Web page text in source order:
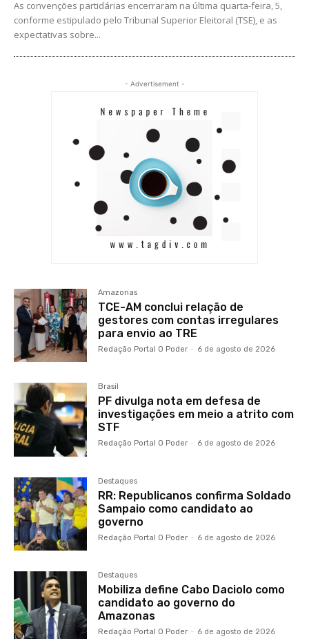
As convenções partidárias encerraram na última quarta-feira, 5,
conforme estipulado pelo Tribunal Superior Eleitoral (TSE), e as
expectativas sobre...
- Advertisement -
Amazonas
TCE-AM conclui relação de
gestores com contas irregulares
para envio ao TRE
Redação Portal O Poder - 6 de agosto de 2026
Brasil
PF divulga nota em defesa de
investigações em meio a atrito com
STF
Redação Portal O Poder - 6 de agosto de 2026
Destaques
RR: Republicanos confirma Soldado
Sampaio como candidato ao
governo
Redação Portal O Poder - 6 de agosto de 2026
Destaques
Mobiliza define Cabo Daciolo como
candidato ao governo do
Amazonas
Redação Portal O Poder - 6 de agosto de 2026